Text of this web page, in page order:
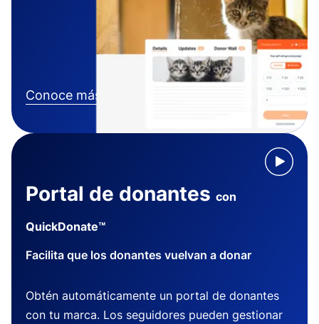
Conoce más
Portal de donantes con
QuickDonate™
Facilita que los donantes vuelvan a donar
Obtén automáticamente un portal de donantes
con tu marca. Los seguidores pueden gestionar